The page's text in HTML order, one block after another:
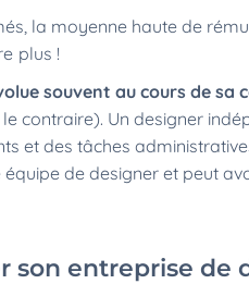
la moyenne haute de
plus !
souvent au cours de sa
contraire). Un designer
et des tâches
de designer et peut
son entreprise de